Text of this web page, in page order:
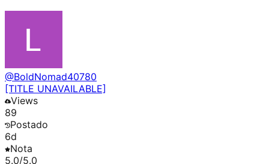
@BoldNomad40780
[TITLE UNAVAILABLE]
Views
89
Postado
6d
Nota
5.0/5.0